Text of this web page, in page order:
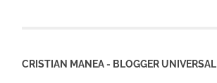
CRISTIAN MANEA - BLOGGER UNIVERSAL